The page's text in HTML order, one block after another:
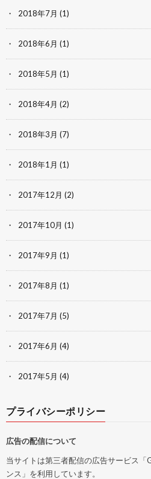
2018年7月 (1)
2018年6月 (1)
2018年5月 (1)
2018年4月 (2)
2018年3月 (7)
2018年1月 (1)
2017年12月 (2)
2017年10月 (1)
2017年9月 (1)
2017年8月 (1)
2017年7月 (5)
2017年6月 (4)
2017年5月 (4)
プライバシーポリシー
広告の配信について
当サイトは第三者配信の広告サービス「
ンス」を利用しています。